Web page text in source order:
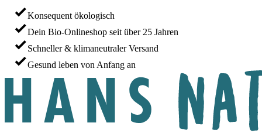
Konsequent ökologisch
Dein Bio-Onlineshop seit über 25 Jahren
Schneller & klimaneutraler Versand
Gesund leben von Anfang an